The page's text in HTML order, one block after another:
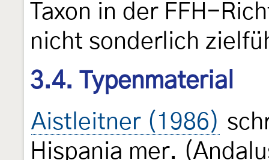
Taxon in der FFH-
nicht sonderlich
3.4. Typenmaterial
Aistleitner (1986)
Hispania mer.